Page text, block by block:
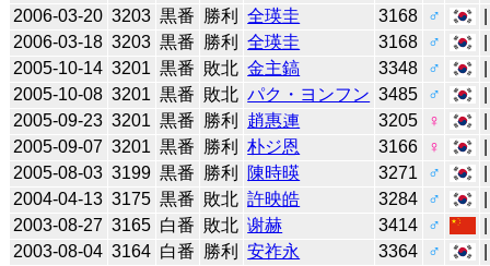
2006-03-20 3203 黒番 勝利 全瑛圭 3168 ♂
2006-03-18 3203 黒番 勝利 全瑛圭 3168 ♂
2005-10-14 3201 黒番 敗北 金主鎬 3348 ♂
2005-10-08 3201 黒番 敗北 パク・ヨンフン 3485 ♂
2005-09-23 3201 黒番 勝利 趙惠連 3205 ♀
2005-09-07 3201 黒番 勝利 朴ジ恩 3166 ♀
2005-08-03 3199 黒番 勝利 陳時暎 3271 ♂
2004-04-13 3175 黒番 敗北 許映皓 3284 ♂
2003-08-27 3165 白番 敗北 谢赫 3414 ♂
2003-08-04 3164 白番 勝利 安祚永 3364 ♂